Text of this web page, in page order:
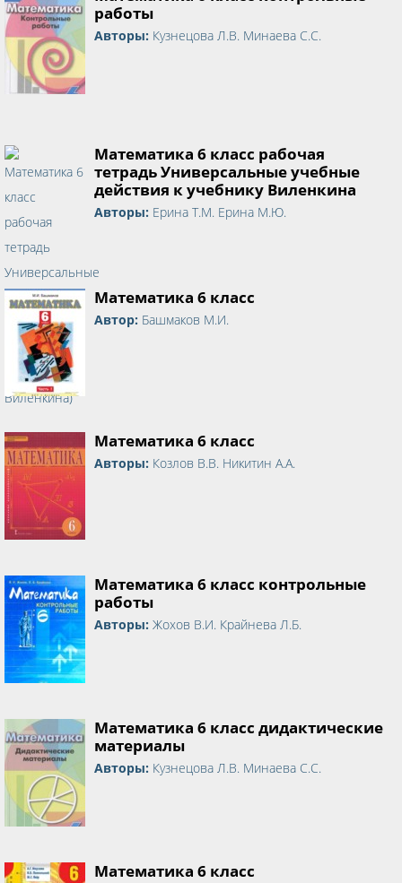
работы
Авторы: Кузнецова Л.В. Минаева С.С.
Математика 6 класс рабочая
тетрадь Универсальные учебные
действия к учебнику Виленкина
Авторы: Ерина Т.М. Ерина М.Ю.
Математика 6 класс
Автор: Башмаков М.И.
Математика 6 класс
Авторы: Козлов В.В. Никитин А.А.
Математика 6 класс контрольные
работы
Авторы: Жохов В.И. Крайнева Л.Б.
Математика 6 класс дидактические
материалы
Авторы: Кузнецова Л.В. Минаева С.С.
Математика 6 класс